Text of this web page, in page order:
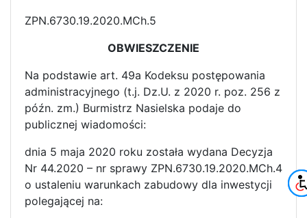
ZPN.6730.19.2020.MCh.5
OBWIESZCZENIE
Na podstawie art. 49a Kodeksu postępowania
administracyjnego (t.j. Dz.U. z 2020 r. poz. 256 z
późn. zm.) Burmistrz Nasielska podaje do
publicznej wiadomości:
dnia 5 maja 2020 roku została wydana Decyzja
Nr 44.2020 – nr sprawy ZPN.6730.19.2020.MCh.4
o ustaleniu warunkach zabudowy dla inwestycji
polegającej na: